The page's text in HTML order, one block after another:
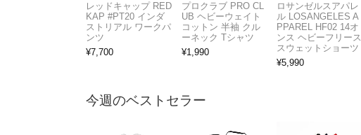
レッドキャップ RED
KAP #PT20 インダ
ストリアル ワークパ
ンツ
¥7,700
プロクラブ PRO CL
UB ヘビーウェイト
コットン 半袖 クル
ーネック Tシャツ
¥1,990
ロサンゼルスアパレ
ル LOSANGELES A
PPAREL HF02 14オ
ンス ヘビーフリース
スウェットショーツ
¥5,990
今週のベストセラー